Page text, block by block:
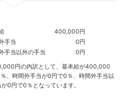
400,000円
手当
0円
手当以外の手当
0円
円の内訳として、基本給が400,000
、時間外手当が0円で0％、時間外手当以
0円で0％となっています。